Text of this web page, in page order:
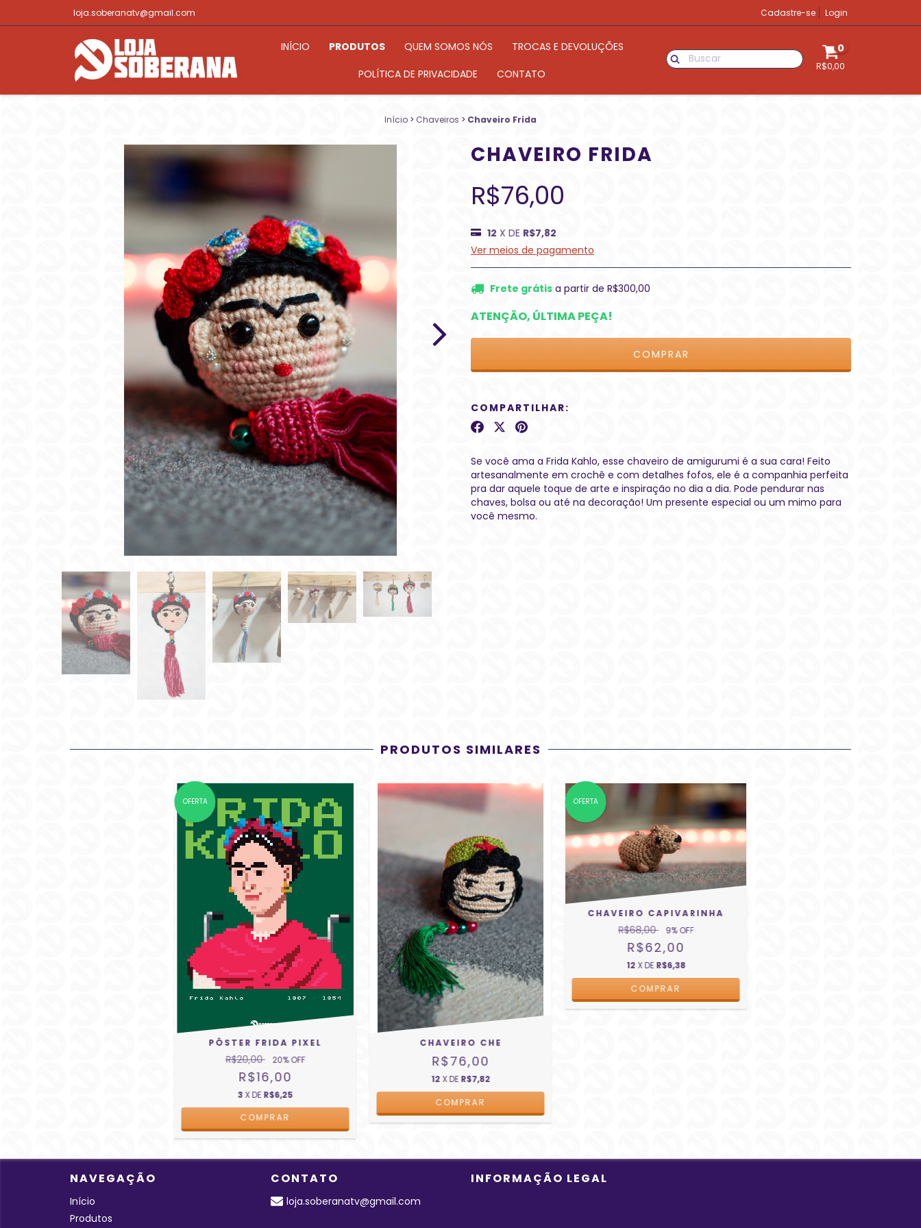
loja.soberanatv@gmail.com Cadastre-se Login
INÍCIO PRODUTOS QUEM SOMOS NÓS
TROCAS E DEVOLUÇÕES
POLÍTICA DE PRIVACIDADE
CONTATO
0
R$0,00
Início > Chaveiros > Chaveiro Frida
CHAVEIRO FRIDA
R$76,00
12 X DE R$7,82
Ver meios de pagamento
Frete grátis a partir de R$300,00
ATENÇÃO, ÚLTIMA PEÇA!
COMPARTILHAR:
Se você ama a Frida Kahlo, esse chaveiro de amigurumi é a sua cara! Feito
artesanalmente em crochê e com detalhes fofos, ele é a companhia perfeita
pra dar aquele toque de arte e inspiração no dia a dia. Pode pendurar nas
chaves, bolsa ou até na decoração! Um presente especial ou um mimo para
você mesmo.
PRODUTOS SIMILARES
OFERTA
PÔSTER FRIDA PIXEL
R$20,00 20% OFF
R$16,00
3 X DER$6,25
COMPRAR
CHAVEIRO CHE
R$76,00
12 X DER$7,82
OFERTA
CHAVEIRO CAPIVARINHA
R$68,00 9% OFF
R$62,00
12 X DER$6,38
NAVEGAÇÃO
Início
Produtos
CONTATO
loja.soberanatv@gmail.com
INFORMAÇÃO LEGAL